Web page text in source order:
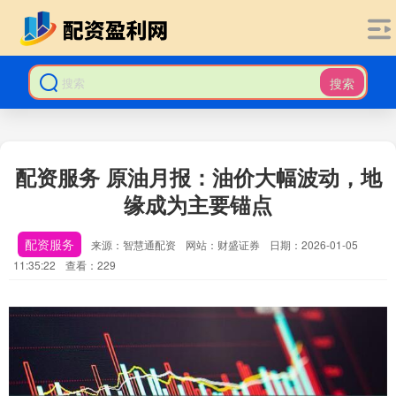
搜索
配资服务 原油月报：油价大幅波动，地
缘成为主要锚点
配资服务 来源：智慧通配资 网站：财盛证券
日期：2026-01-05
11:35:22
查看：229